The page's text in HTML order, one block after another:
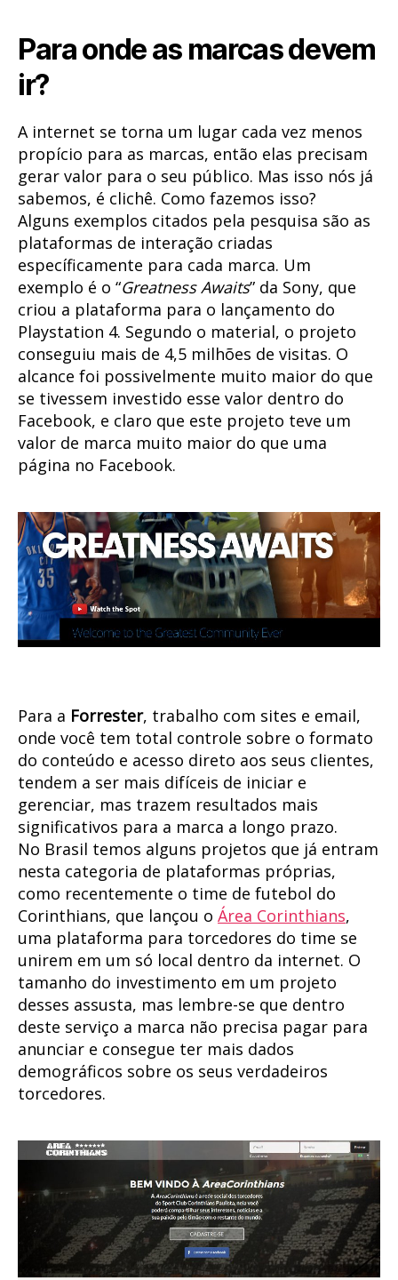
Para onde as marcas devem
ir?
A internet se torna um lugar cada vez menos
propício para as marcas, então elas precisam
gerar valor para o seu público. Mas isso nós já
sabemos, é clichê. Como fazemos isso?
Alguns exemplos citados pela pesquisa são as
plataformas de interação criadas
específicamente para cada marca. Um
exemplo é o “Greatness Awaits” da Sony, que
criou a plataforma para o lançamento do
Playstation 4. Segundo o material, o projeto
conseguiu mais de 4,5 milhões de visitas. O
alcance foi possivelmente muito maior do que
se tivessem investido esse valor dentro do
Facebook, e claro que este projeto teve um
valor de marca muito maior do que uma
página no Facebook.
Para a Forrester, trabalho com sites e email,
onde você tem total controle sobre o formato
do conteúdo e acesso direto aos seus clientes,
tendem a ser mais difíceis de iniciar e
gerenciar, mas trazem resultados mais
significativos para a marca a longo prazo.
No Brasil temos alguns projetos que já entram
nesta categoria de plataformas próprias,
como recentemente o time de futebol do
Corinthians, que lançou o Área Corinthians,
uma plataforma para torcedores do time se
unirem em um só local dentro da internet. O
tamanho do investimento em um projeto
desses assusta, mas lembre-se que dentro
deste serviço a marca não precisa pagar para
anunciar e consegue ter mais dados
demográficos sobre os seus verdadeiros
torcedores.